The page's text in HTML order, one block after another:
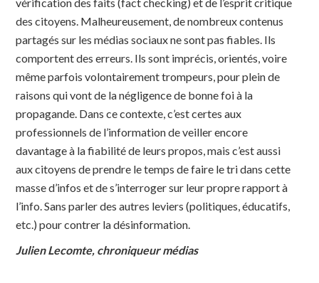
vérification des faits (fact checking) et de l’esprit critique
des citoyens. Malheureusement, de nombreux contenus
partagés sur les médias sociaux ne sont pas fiables. Ils
comportent des erreurs. Ils sont imprécis, orientés, voire
même parfois volontairement trompeurs, pour plein de
raisons qui vont de la négligence de bonne foi à la
propagande. Dans ce contexte, c’est certes aux
professionnels de l’information de veiller encore
davantage à la fiabilité de leurs propos, mais c’est aussi
aux citoyens de prendre le temps de faire le tri dans cette
masse d’infos et de s’interroger sur leur propre rapport à
l’info. Sans parler des autres leviers (politiques, éducatifs,
etc.) pour contrer la désinformation.
Julien Lecomte, chroniqueur médias